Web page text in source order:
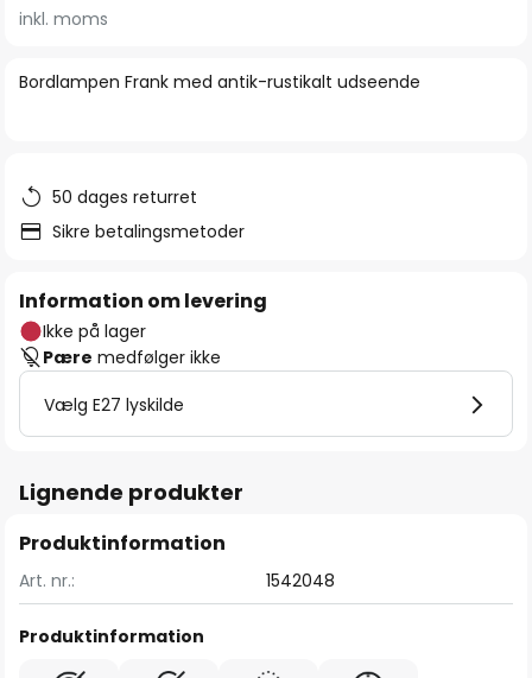
starten
billedgalleriet
Bordlampen Frank med antik-rustikalt udseende
inkl. moms
50 dages returret
Sikre betalingsmetoder
Information om levering
Ikke på lager
Pære medfølger ikke
Vælg E27 lyskilde
Lignende produkter
Produktinformation
Art. nr.: 1542048
Produktinformation